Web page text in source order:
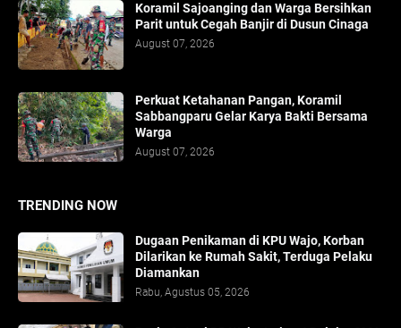
Koramil Sajoanging dan Warga Bersihkan
Parit untuk Cegah Banjir di Dusun Cinaga
August 07, 2026
Perkuat Ketahanan Pangan, Koramil
Sabbangparu Gelar Karya Bakti Bersama
Warga
August 07, 2026
TRENDING NOW
Dugaan Penikaman di KPU Wajo, Korban
Dilarikan ke Rumah Sakit, Terduga Pelaku
Diamankan
Rabu, Agustus 05, 2026